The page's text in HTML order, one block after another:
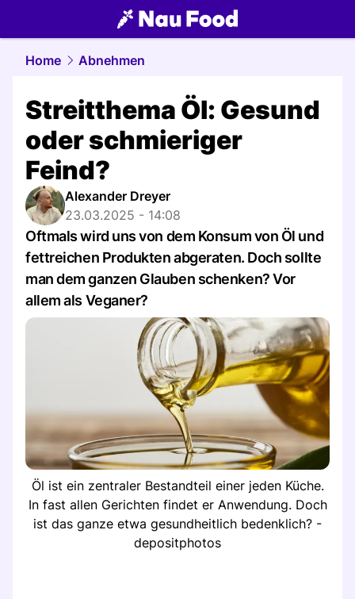
food.NAU.ch
Home Abnehmen
Streitthema Öl: Gesund
oder schmieriger
Feind?
Alexander Dreyer
23.03.2025 - 14:08
Oftmals wird uns von dem Konsum von Öl und
fettreichen Produkten abgeraten. Doch sollte
man dem ganzen Glauben schenken? Vor
allem als Veganer?
Öl ist ein zentraler Bestandteil einer jeden Küche.
In fast allen Gerichten findet er Anwendung. Doch
ist das ganze etwa gesundheitlich bedenklich? -
depositphotos